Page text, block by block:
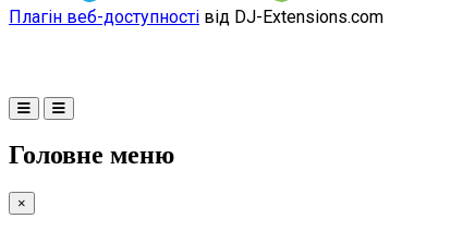
Плагін веб-доступності від DJ-Extensions.com
Головне меню
×